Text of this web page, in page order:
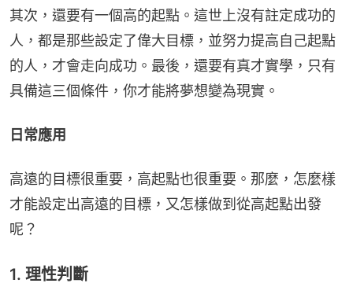
其次，還要有一個高的起點。這世上沒有註定成功的
人，都是那些設定了偉大目標，並努力提高自己起點
的人，才會走向成功。最後，還要有真才實學，只有
具備這三個條件，你才能將夢想變為現實。
日常應用
高遠的目標很重要，高起點也很重要。那麼，怎麼樣
才能設定出高遠的目標，又怎樣做到從高起點出發
呢？
1. 理性判斷